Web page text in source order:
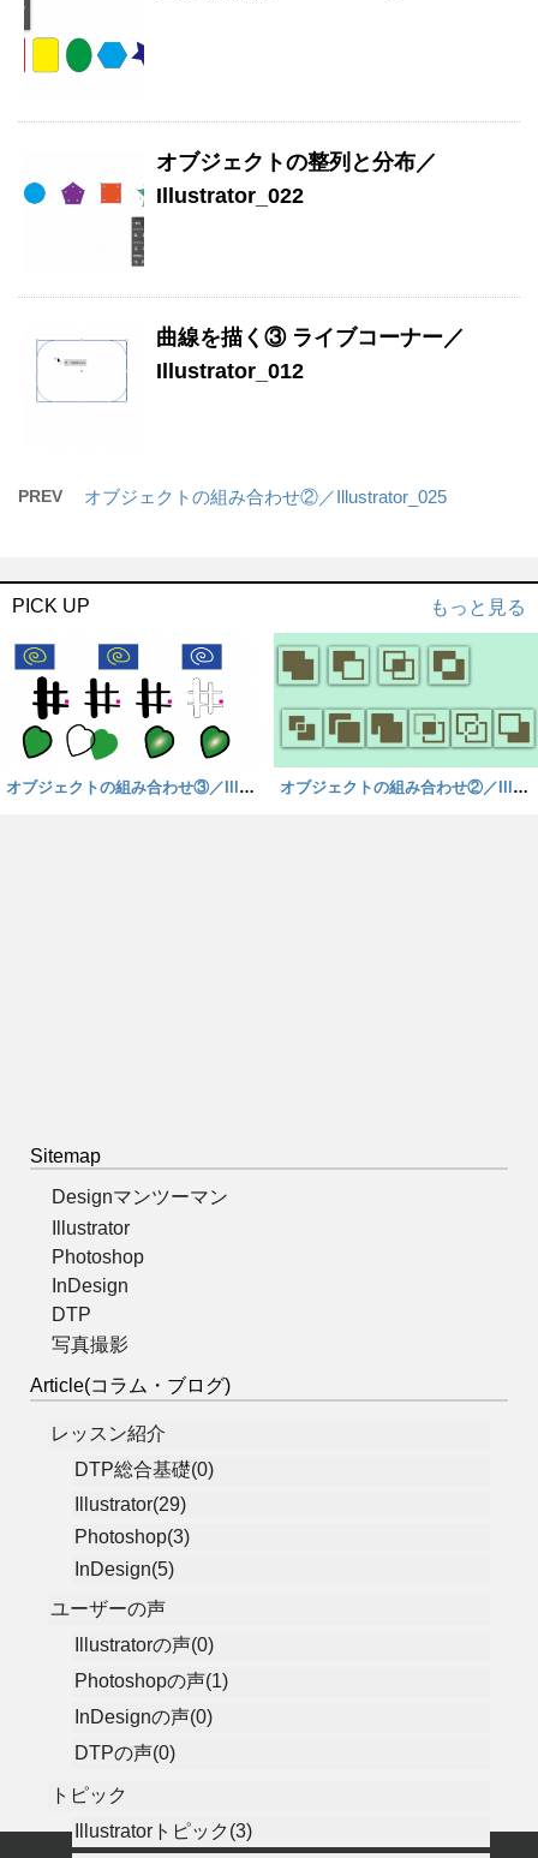
オブジェクトの整列と分布／
Illustrator_022
曲線を描く③ ライブコーナー／
Illustrator_012
PREV オブジェクトの組み合わせ②／Illustrator_025
PICK UP もっと見る
オブジェクトの組み合わせ③／Illust オブジェクトの組み合わせ②／Illust
Sitemap
Designマンツーマン
Illustrator
Photoshop
InDesign
DTP
写真撮影
Article(コラム・ブログ)
レッスン紹介
DTP総合基礎(0)
Illustrator(29)
Photoshop(3)
InDesign(5)
ユーザーの声
Illustratorの声(0)
Photoshopの声(1)
InDesignの声(0)
DTPの声(0)
トピック
Illustratorトピック(3)